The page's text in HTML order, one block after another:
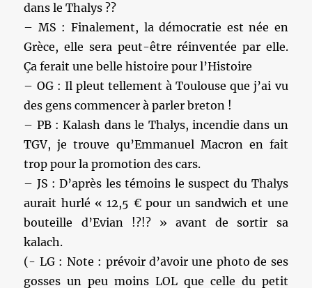
dans le Thalys ??
– MS : Finalement, la démocratie est née en
Grèce, elle sera peut-être réinventée par elle.
Ça ferait une belle histoire pour l’Histoire
– OG : Il pleut tellement à Toulouse que j’ai vu
des gens commencer à parler breton !
– PB : Kalash dans le Thalys, incendie dans un
TGV, je trouve qu’Emmanuel Macron en fait
trop pour la promotion des cars.
– JS : D’après les témoins le suspect du Thalys
aurait hurlé « 12,5 € pour un sandwich et une
bouteille d’Evian !?!? » avant de sortir sa
kalach.
(- LG : Note : prévoir d’avoir une photo de ses
gosses un peu moins LOL que celle du petit